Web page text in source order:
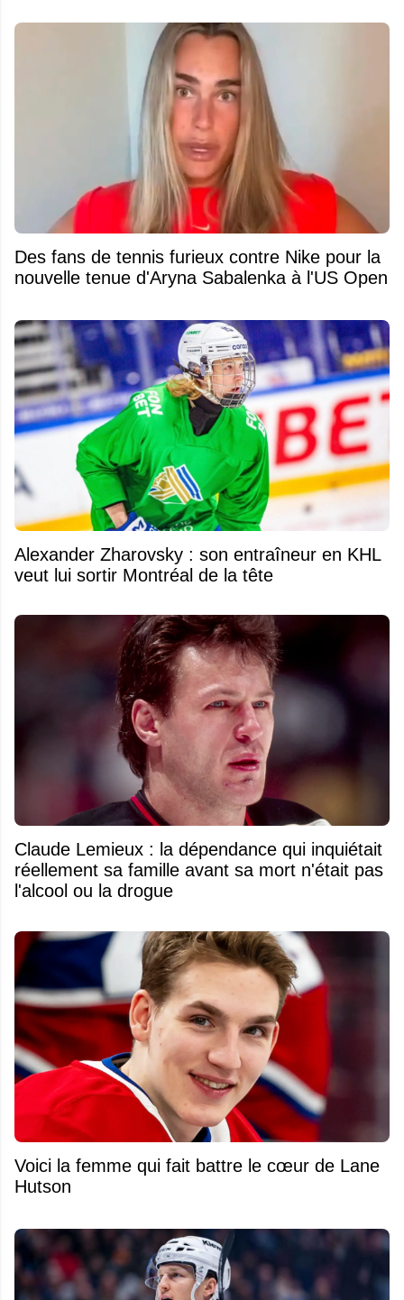
Des fans de tennis furieux contre Nike pour la
nouvelle tenue d'Aryna Sabalenka à l'US Open
Alexander Zharovsky : son entraîneur en KHL
veut lui sortir Montréal de la tête
Claude Lemieux : la dépendance qui inquiétait
réellement sa famille avant sa mort n'était pas
l'alcool ou la drogue
Voici la femme qui fait battre le cœur de Lane
Hutson